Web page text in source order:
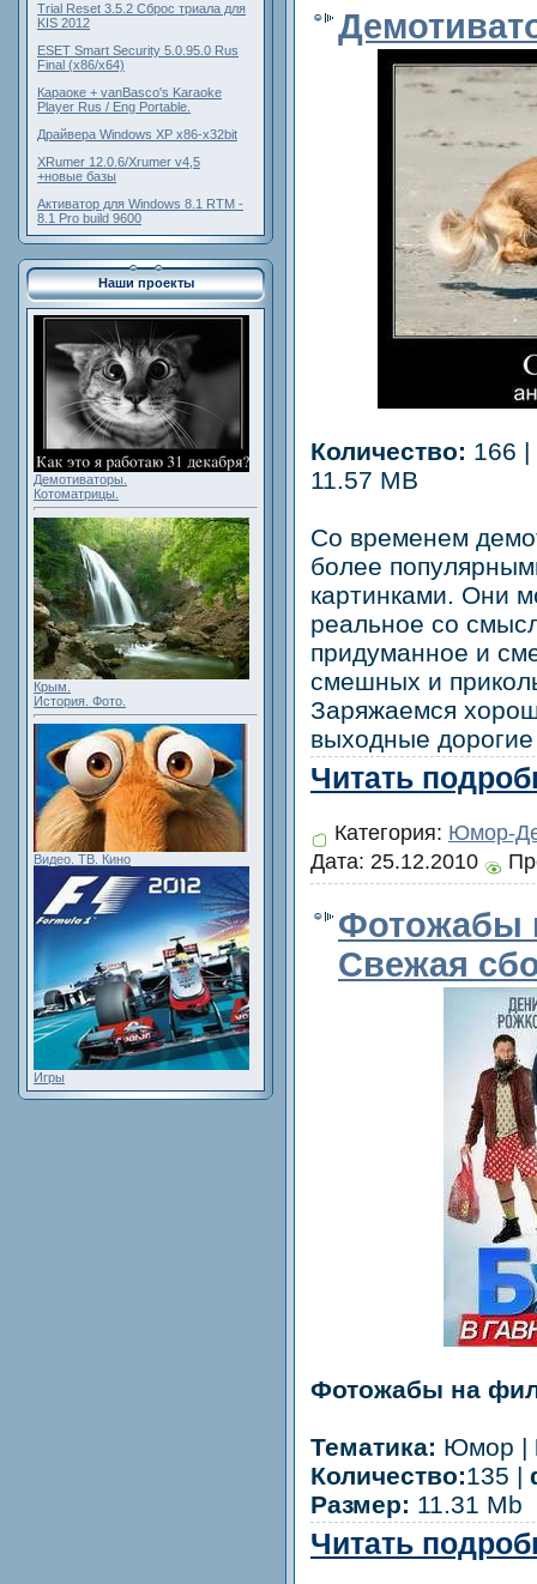
Trial Reset 3.5.2 Сброс триала для
KIS 2012
ESET Smart Security 5.0.95.0 Rus
Final (x86/x64)
Караоке + vanBasco's Karaoke
Player Rus / Eng Portable.
Драйвера Windows XP x86-x32bit
XRumer 12.0.6/Xrumer v4,5
+новые базы
Активатор для Windows 8.1 RTM -
8.1 Pro build 9600
Наши проекты
Демотиваторы.
Котоматрицы.
Крым.
История. Фото.
Видео. ТВ. Кино
Игры
Количество: 166 |
11.57 MB
Со временем
более
картинками. Они
реальное со
придуманное и
смешных и
Заряжаемся
выходные дорогие
Читать
Категория: Юмор-
Дата: 25.12.2010
Фотожабы
Свежая
Фотожабы на
Тематика: Юмор |
Количество:135 |
Размер: 11.31 Mb
Читать